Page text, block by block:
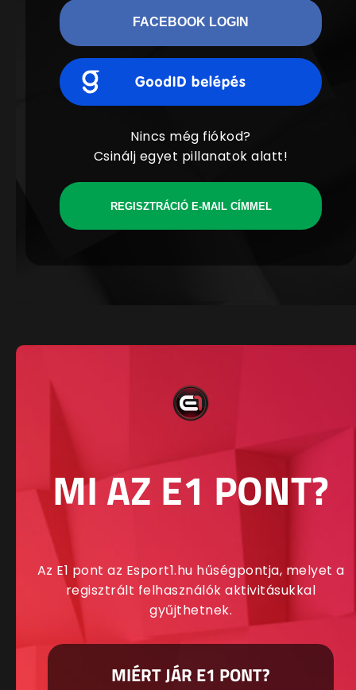
FACEBOOK LOGIN
Nincs még fiókod?
Csinálj egyet pillanatok alatt!
REGISZTRÁCIÓ E-MAIL CÍMMEL
MI AZ E1 PONT?
Az E1 pont az Esport1.hu hűségpontja, melyet a
regisztrált felhasználók aktivitásukkal
gyűjthetnek.
MIÉRT JÁR E1 PONT?